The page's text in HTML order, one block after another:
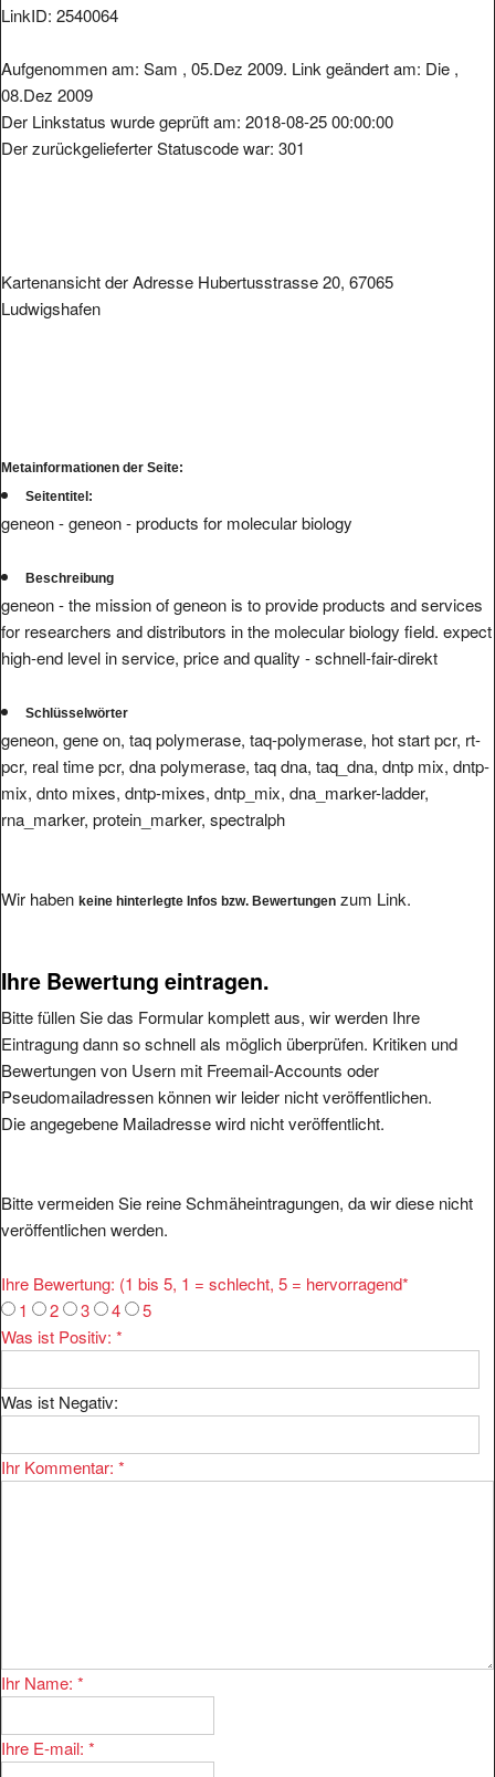
LinkID: 2540064
Aufgenommen am: Sam , 05.Dez 2009. Link geändert am: Die ,
08.Dez 2009
Der Linkstatus wurde geprüft am: 2018-08-25 00:00:00
Der zurückgelieferter Statuscode war: 301
Kartenansicht der Adresse Hubertusstrasse 20, 67065
Ludwigshafen
Metainformationen der Seite:
Seitentitel:
geneon - geneon - products for molecular biology
Beschreibung
geneon - the mission of geneon is to provide products and services
for researchers and distributors in the molecular biology field. expect
high-end level in service, price and quality - schnell-fair-direkt
Schlüsselwörter
geneon, gene on, taq polymerase, taq-polymerase, hot start pcr, rt-
pcr, real time pcr, dna polymerase, taq dna, taq_dna, dntp mix, dntp-
mix, dnto mixes, dntp-mixes, dntp_mix, dna_marker-ladder,
rna_marker, protein_marker, spectralph
Wir haben keine hinterlegte Infos bzw. Bewertungen zum Link.
Ihre Bewertung eintragen.
Bitte füllen Sie das Formular komplett aus, wir werden Ihre
Eintragung dann so schnell als möglich überprüfen. Kritiken und
Bewertungen von Usern mit Freemail-Accounts oder
Pseudomailadressen können wir leider nicht veröffentlichen.
Die angegebene Mailadresse wird nicht veröffentlicht.
Bitte vermeiden Sie reine Schmäheintragungen, da wir diese nicht
veröffentlichen werden.
Ihre Bewertung: (1 bis 5, 1 = schlecht, 5 = hervorragend*
1
2 3 4
5
Was ist Positiv: *
Was ist Negativ:
Ihr Kommentar: *
Ihr Name: *
Ihre E-mail: *